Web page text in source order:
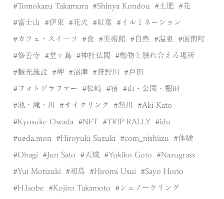
Tomokazu Takamura Shinya Kondou 土肥 花
富士山 伊東 花火 紅葉 イルミネーション
カフェ・スイーツ 食 美術館 自然 温泉 函南町
修善寺 堂ヶ島 神社仏閣 動物と触れ合える場所
観光施設 岬 沼津 狩野川 戸田
フォトグラファー 松崎 宿 山・公園・棚田
池・滝・川 サイクリング 熱川 Aki Kato
Kyosuke Owada NFT TRIP RALLY idu
ueda.mon Hiroyuki Suzuki com_nishiizu 体験
Ohagi Jun Sato 天城 Yukiko Goto Nazugrass
Yui Motizuki 初島 Hiromi Usui Sayo Horio
H.Isobe Kojiro Takamoto シュノーケリング